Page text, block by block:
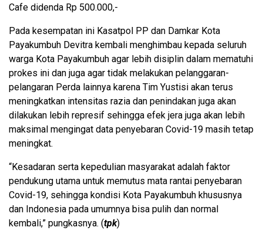
Cafe didenda Rp 500.000,-
Pada kesempatan ini Kasatpol PP dan Damkar Kota
Payakumbuh Devitra kembali menghimbau kepada seluruh
warga Kota Payakumbuh agar lebih disiplin dalam mematuhi
prokes ini dan juga agar tidak melakukan pelanggaran-
pelangaran Perda lainnya karena Tim Yustisi akan terus
meningkatkan intensitas razia dan penindakan juga akan
dilakukan lebih represif sehingga efek jera juga akan lebih
maksimal mengingat data penyebaran Covid-19 masih tetap
meningkat.
“Kesadaran serta kepedulian masyarakat adalah faktor
pendukung utama untuk memutus mata rantai penyebaran
Covid-19, sehingga kondisi Kota Payakumbuh khususnya
dan Indonesia pada umumnya bisa pulih dan normal
kembali,” pungkasnya. (tpk)